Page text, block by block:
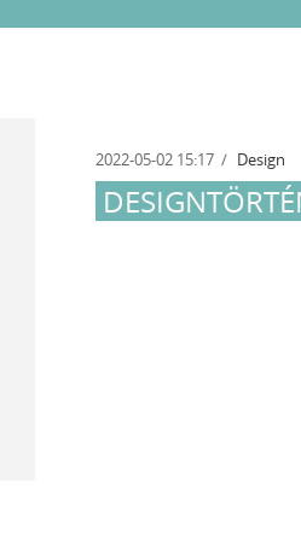
2022-05-02 15:17 Design